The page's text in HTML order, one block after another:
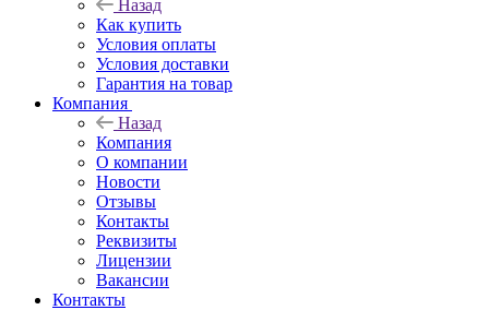
Назад
Как купить
Условия оплаты
Условия доставки
Гарантия на товар
Компания
Назад
Компания
О компании
Новости
Отзывы
Контакты
Реквизиты
Лицензии
Вакансии
Контакты